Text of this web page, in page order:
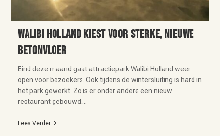
Walibi Holland kiest voor sterke, nieuwe
betonvloer
Eind deze maand gaat attractiepark Walibi Holland weer
open voor bezoekers. Ook tijdens de wintersluiting is hard in
het park gewerkt. Zo is er onder andere een nieuw
restaurant gebouwd.…
Lees Verder